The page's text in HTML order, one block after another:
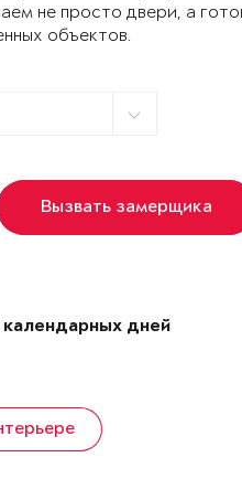
не просто двери, а
объектов.
Вызвать замерщика
календарных дней